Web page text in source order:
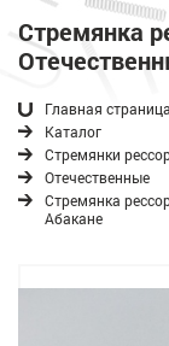
Стремянка
Главная страница
Каталог
Стремянки
Отечественные
Стремянка
Абакане